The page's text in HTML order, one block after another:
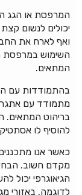
המרפסת או הגג
יכולים לנשום
ואף לארח את
השימוש במרפסת
המתאים.
בהתמודדות עם
מתמודד עם
בריהוט המתאים.
להוסיף לו
כאשר אנו
מקדם חשוב.
הגיאוגרפי יכול
לדוגמה, באזורי